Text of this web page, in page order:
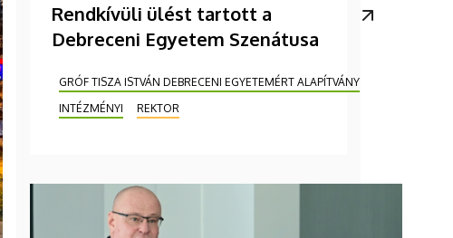
Rendkívüli ülést tartott a
Debreceni Egyetem Szenátusa
GRÓF TISZA ISTVÁN DEBRECENI EGYETEMÉRT ALAPÍTVÁNY
INTÉZMÉNYI
REKTOR